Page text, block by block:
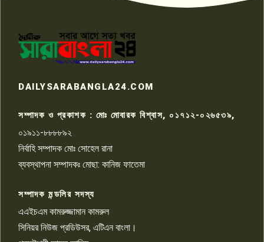
৭
কেটে ঘরে ঢুকে স্কুল শিক্ষিকাকে হত্যা
টয়লেটের ট্যাংকি থেকে লাশ উদ্ধার
রাজশাহীতে সন্ত্রাসী হামলায় গুরুতর
চাঁদাবাজি ও হয়রানির অভিযোগ
১০
DAILYSARABANGLA24.COM
সম্পাদক ও প্রকাশক : মোঃ মোবারক বিশ্বাস, ০১৭১২-০২৬৫৩৯,
০১৯১১-৮৮৮৮৯২
নির্বাহি সম্পাদক মোঃ সোহেল রানা
ব্যবস্থাপনা সম্পাদকঃ মোছা: কানিজ ফাতেমা
সম্পাদক মন্ডলির সদস্য
এএইচএম কামরুজ্জামান কামরুল
সিনিয়র নিউজ প্রডিউসর, এটিএন বাংলা।